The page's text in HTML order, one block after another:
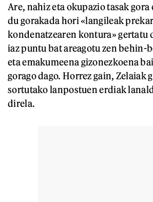
Are, nahiz eta okupazio tasak gora
du gorakada hori «langileak
kondenatzearen kontura» gertatu
iaz puntu bat areagotu zen behin-
eta emakumeena gizonezkoena
gorago dago. Horrez gain, Zelaiak
sortutako lanpostuen erdiak
direla.